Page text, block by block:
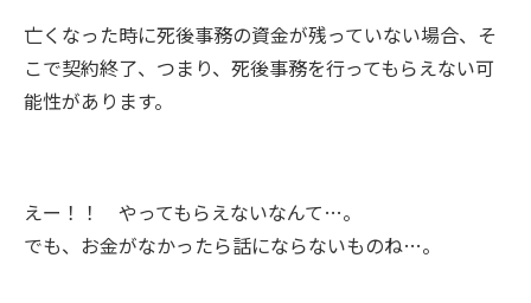
亡くなった時に死後事務の資金が残っていない場合、そ
こで契約終了、つまり、死後事務を行ってもらえない可
能性があります。
えー！！ やってもらえないなんて…。
でも、お金がなかったら話にならないものね…。